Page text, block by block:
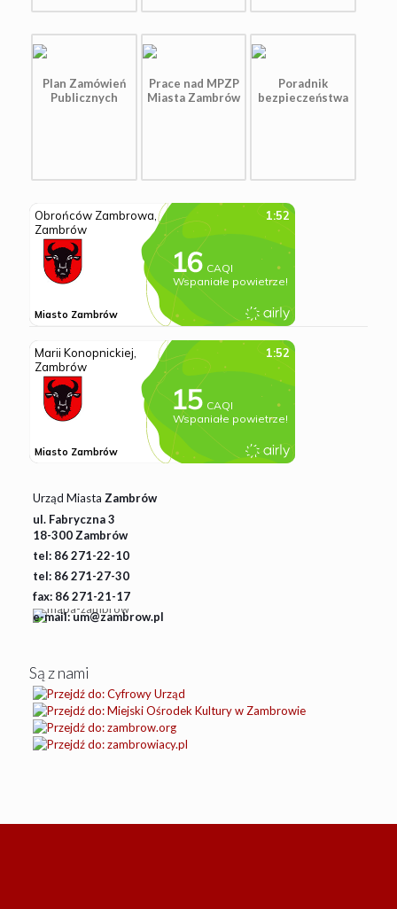
Plan Zamówień
Publicznych
Prace nad MPZP
Miasta Zambrów
Poradnik
bezpieczeństwa
Urząd Miasta Zambrów
ul. Fabryczna 3
18-300 Zambrów
tel: 86 271-22-10
tel: 86 271-27-30
fax: 86 271-21-17
e-mail: um@zambrow.pl
Są z nami